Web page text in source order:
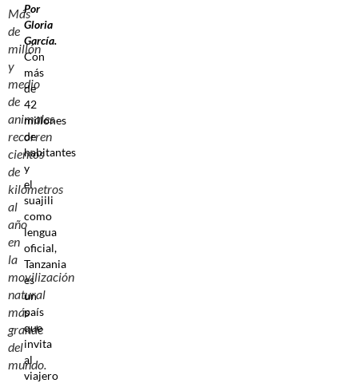
Más
de
millón
y
medio
de
animales
recorren
cientos
de
kilómetros
al
año
en
la
movilización
natural
más
grande
del
mundo.
Por
Gloria
García.
Con
más
de
42
millones
de
habitantes
y
el
suajili
como
lengua
oficial,
Tanzania
es
un
país
que
invita
al
viajero